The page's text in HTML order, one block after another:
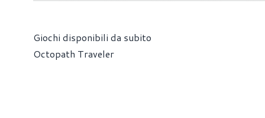
Giochi disponibili da subito
Octopath Traveler